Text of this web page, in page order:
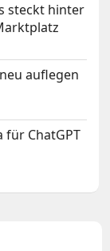
steckt hinter
auflegen
für ChatGPT